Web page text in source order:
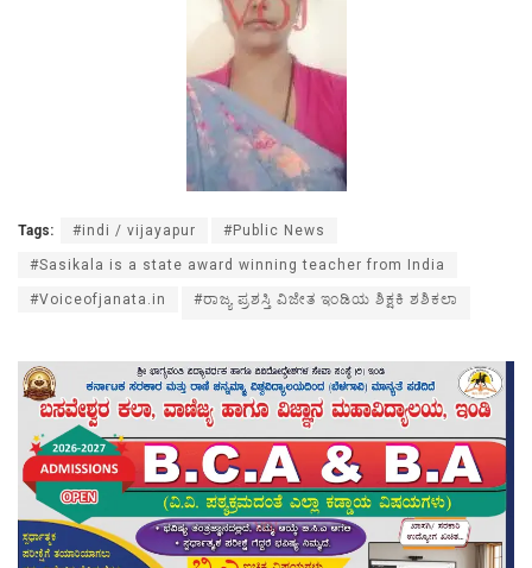
Tags: #indi / vijayapur #Public News
#Sasikala is a state award winning teacher from India
#Voiceofjanata.in #ರಾಜ್ಯ ಪ್ರಶಸ್ತಿ ವಿಜೇತ ಇಂಡಿಯ ಶಿಕ್ಷಕಿ ಶಶಿಕಲಾ